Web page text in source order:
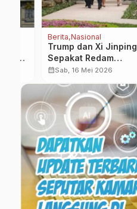
Nasional
Trump dan Xi Jinping
Sepakat Redam
Ketegangan Iran
Beijing
Sab, 16 Mei 2026